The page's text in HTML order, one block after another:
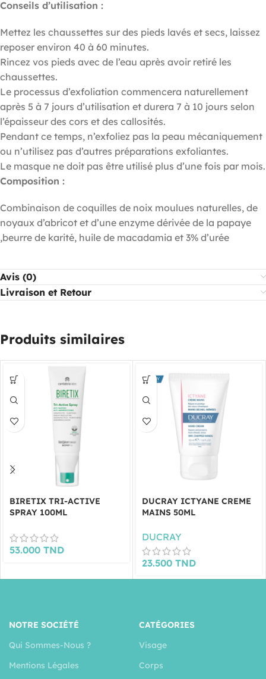
Conseils d’utilisation :
Mettez les chaussettes sur des pieds lavés et secs, laissez
reposer environ 40 à 60 minutes.
Rincez vos pieds avec de l’eau après avoir retiré les
chaussettes.
Le processus d’exfoliation commencera naturellement
après 5 à 7 jours d’utilisation et durera 7 à 10 jours selon
l’épaisseur des cors et des callosités.
Pendant ce temps, n’exfoliez pas la peau mécaniquement
ou n’utilisez pas d’autres préparations exfoliantes.
Le masque ne doit pas être utilisé plus d’une fois par mois.
Composition :
Combinaison de coquilles de noix moulues naturelles, de
noyaux d’abricot et d’une enzyme dérivée de la papaye
,beurre de karité, huile de macadamia et 3% d’urée
Avis (0)
Livraison et Retour
Produits similaires
BIRETIX TRI-ACTIVE
SPRAY 100ML
53.000 TND
DUCRAY ICTYANE CREME
MAINS 50ML
DUCRAY
23.500 TND
NOTRE SOCIÉTÉ
Qui Sommes-Nous ?
Mentions Légales
CATÉGORIES
Visage
Corps